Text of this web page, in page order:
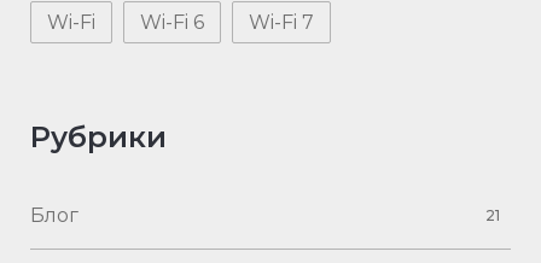
Wi-Fi Wi-Fi 6 Wi-Fi 7
Рубрики
Блог 21